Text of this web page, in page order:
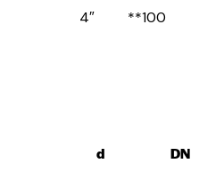
4″ **100
d DN